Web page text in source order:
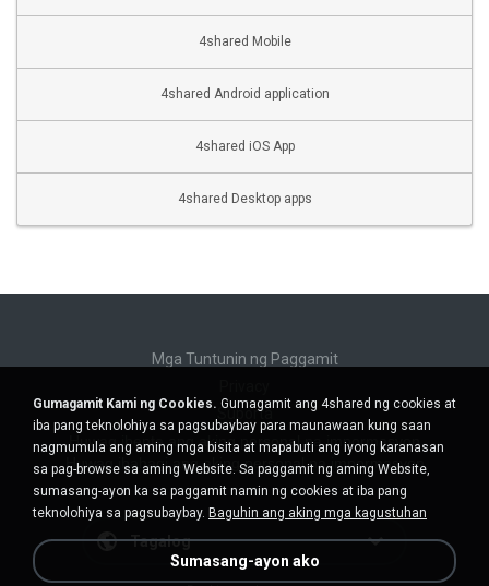
4shared Mobile
4shared Android application
4shared iOS App
4shared Desktop apps
Mga Tuntunin ng Paggamit
Suporta
Huwag ibenta ang aking personal na impormasyon
Huwag ibahagi ang aking personal na impormasyon
Tagalog
Gumagamit Kami ng Cookies. Gumagamit ang 4shared ng cookies at
iba pang teknolohiya sa pagsubaybay para maunawaan kung saan
nagmumula ang aming mga bisita at mapabuti ang iyong karanasan
sa pag-browse sa aming Website. Sa paggamit ng aming Website,
sumasang-ayon ka sa paggamit namin ng cookies at iba pang
teknolohiya sa pagsubaybay. Baguhin ang aking mga kagustuhan
Sumasang-ayon ako